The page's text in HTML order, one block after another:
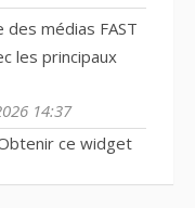
des médias FAST
les principaux
14:37
ce widget